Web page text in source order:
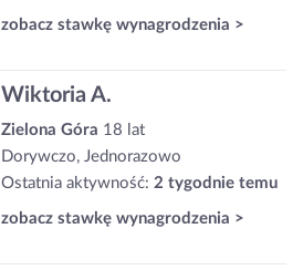
zobacz stawkę wynagrodzenia >
Wiktoria A.
Zielona Góra 18 lat
Dorywczo, Jednorazowo
Ostatnia aktywność: 2 tygodnie temu
zobacz stawkę wynagrodzenia >